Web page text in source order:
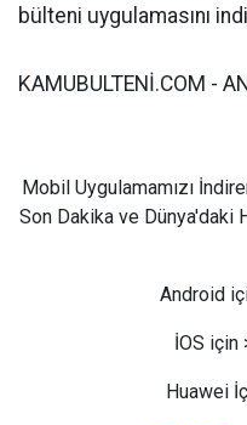
bülteni uygulamasını
KAMUBULTENİ.COM -
Mobil Uygulamamızı
Son Dakika ve Dünya'daki
Android
İOS için
Huawei